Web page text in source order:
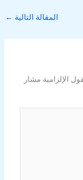
المقالة التالية ←
الإلزامية مشار